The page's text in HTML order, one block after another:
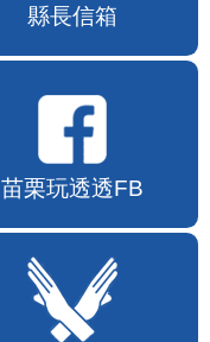
縣長信箱
苗栗玩透透FB